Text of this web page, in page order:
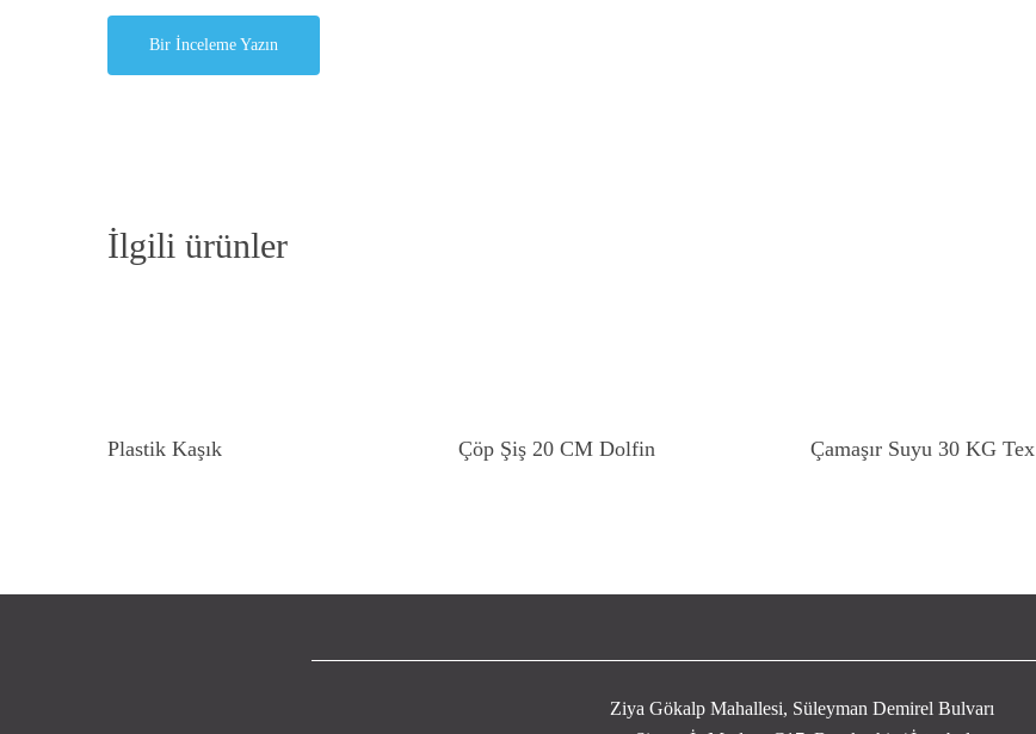
Bir İnceleme Yazın
İlgili ürünler
Plastik Kaşık Çöp Şiş 20 CM Dolfin Çamaşır Suyu 30 KG Tex
Ziya Gökalp Mahallesi, Süleyman Demirel Bulvarı